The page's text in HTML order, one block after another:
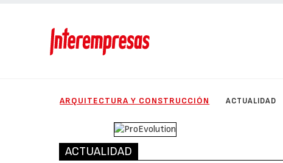
ARQUITECTURA Y CONSTRUCCIÓN ACTUALIDAD
ACTUALIDAD